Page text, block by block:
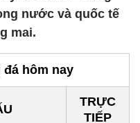
nước và quốc tế
mai.
hôm nay
TRỰC
TIẾP